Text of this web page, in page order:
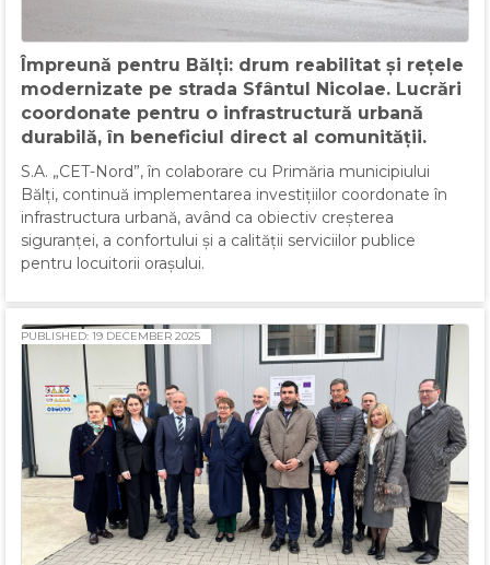
Împreună pentru Bălți: drum reabilitat și rețele
modernizate pe strada Sfântul Nicolae. Lucrări
coordonate pentru o infrastructură urbană
durabilă, în beneficiul direct al comunității.
S.A. „CET-Nord”, în colaborare cu Primăria municipiului
Bălți, continuă implementarea investițiilor coordonate în
infrastructura urbană, având ca obiectiv creșterea
siguranței, a confortului și a calității serviciilor publice
pentru locuitorii orașului.
PUBLISHED: 19 DECEMBER 2025